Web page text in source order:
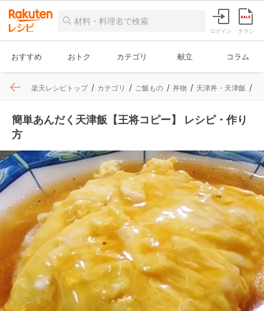
ログイン チラシ
おすすめ おトク カテゴリ 献立 コラム
楽天レシピトップ カテゴリ ご飯もの 丼物 天津丼・天津飯
簡単あんだく天津飯【王将コピー】 レシピ・作り
方